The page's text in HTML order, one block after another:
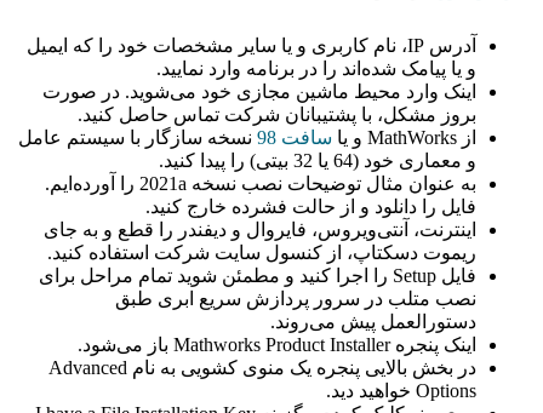
آدرس IP، نام کاربری و یا سایر مشخصات خود را که ایمیل
و یا پیامک شده‌اند را در برنامه وارد نمایید.
اینک وارد محیط ماشین مجازی خود می‌شوید. در صورت
بروز مشکل، با پشتیبانان شرکت تماس حاصل کنید.
از MathWorks و یا
سافت 98
نسخه‌ سازگار با سیستم عامل
و معماری خود (64 یا 32 بیتی) را پیدا کنید.
به عنوان مثال توضیحات نصب نسخه 2021a را آورده‌ایم.
فایل را دانلود و از حالت فشرده خارج کنید.
اینترنت، آنتی‌ویروس، فایروال و دیفندر را قطع و به جای
ریموت دسکتاپ، از کنسول سایت شرکت استفاده کنید.
فایل Setup را اجرا کنید و مطمئن شوید تمام مراحل برای
نصب متلب در سرور پردازش سریع ابری طبق
دستورالعمل پیش می‌روند.
اینک پنجره Mathworks Product Installer باز می‌شود.
در بخش بالایی پنجره یک منوی کشویی به نام Advanced
Options خواهید دید.